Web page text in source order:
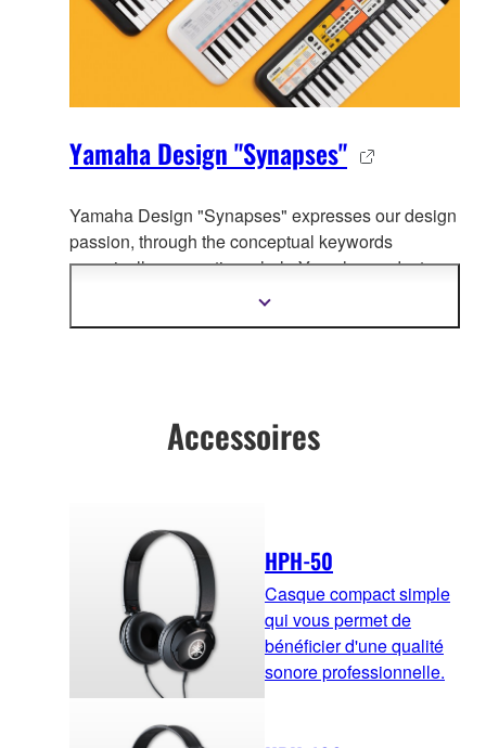
Yamaha Design "Synapses"
Yamaha Design "Synapses" expresses our design
passion, through the conceptual keywords
organically connecting whole Yamaha product
Afficher
Accessoires
HPH-50
Casque compact simple
qui vous permet de
bénéficier d'une qualité
sonore professionnelle.